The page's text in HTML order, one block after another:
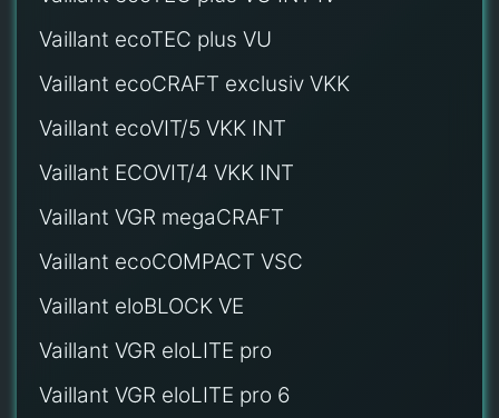
Vaillant ecoTEC plus VU
Vaillant ecoCRAFT exclusiv VKK
Vaillant ecoVIT/5 VKK INT
Vaillant ECOVIT/4 VKK INT
Vaillant VGR megaCRAFT
Vaillant ecoCOMPACT VSC
Vaillant eloBLOCK VE
Vaillant VGR eloLITE pro
Vaillant VGR eloLITE pro 6